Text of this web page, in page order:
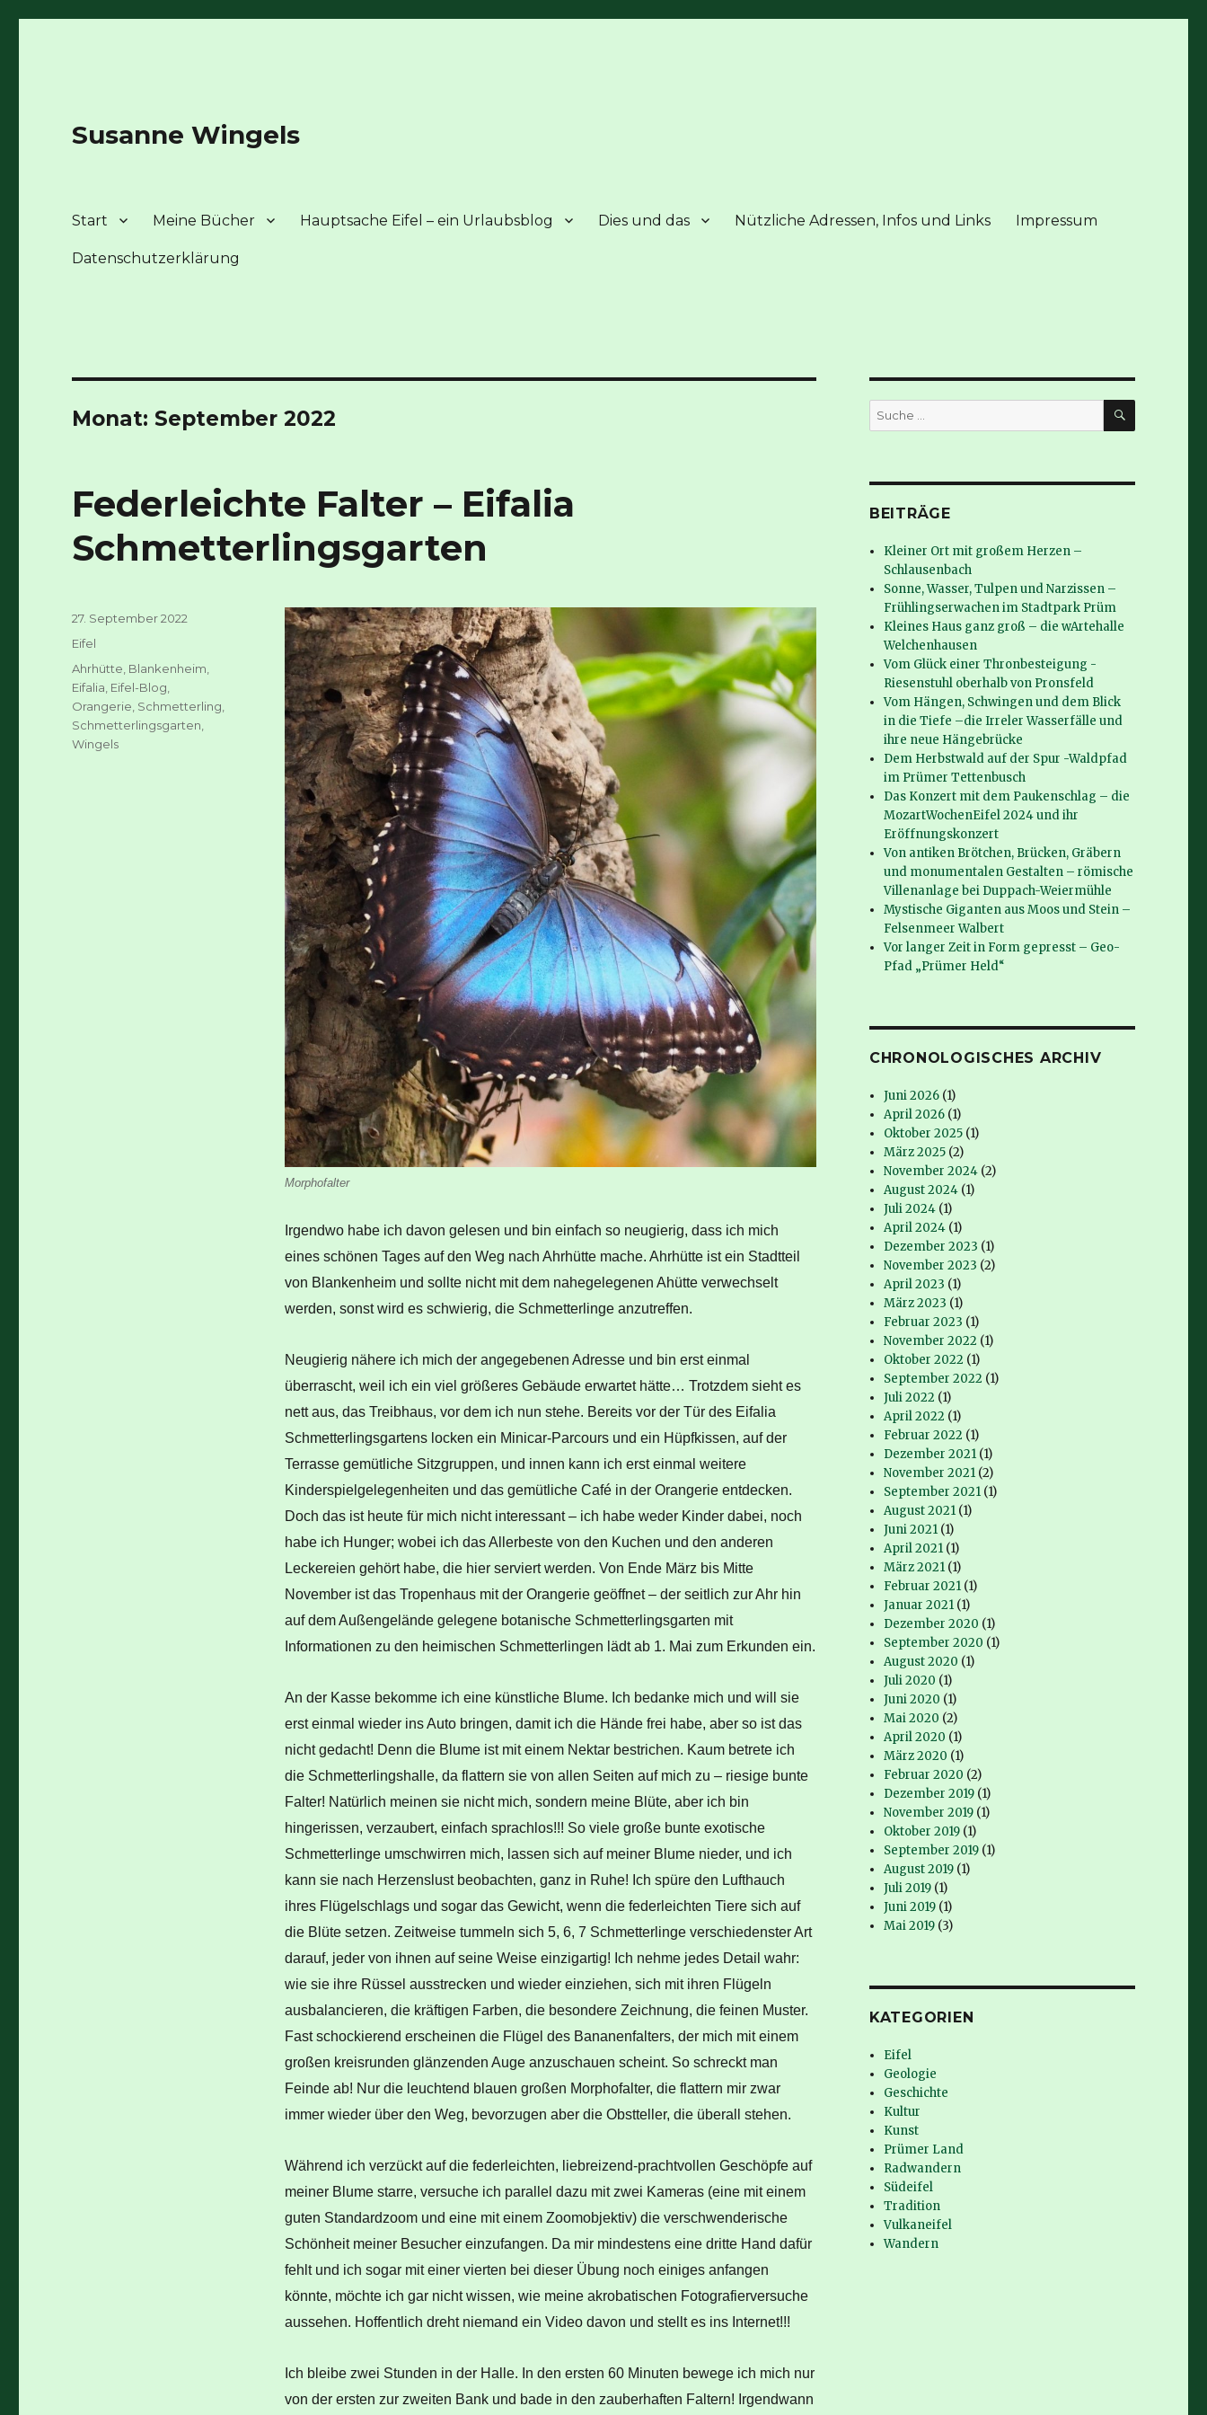
Susanne Wingels
Start Meine Bücher Hauptsache Eifel – ein Urlaubsblog Dies und das Nützliche Adressen, Infos und Links Impressum
Datenschutzerklärung
Monat: September 2022
Federleichte Falter – Eifalia
Schmetterlingsgarten
Morphofalter
Irgendwo habe ich davon gelesen und bin einfach so neugierig, dass ich mich
eines schönen Tages auf den Weg nach Ahrhütte mache. Ahrhütte ist ein Stadtteil
von Blankenheim und sollte nicht mit dem nahegelegenen Ahütte verwechselt
werden, sonst wird es schwierig, die Schmetterlinge anzutreffen.
Neugierig nähere ich mich der angegebenen Adresse und bin erst einmal
überrascht, weil ich ein viel größeres Gebäude erwartet hätte… Trotzdem sieht es
nett aus, das Treibhaus, vor dem ich nun stehe. Bereits vor der Tür des Eifalia
Schmetterlingsgartens locken ein Minicar-Parcours und ein Hüpfkissen, auf der
Terrasse gemütliche Sitzgruppen, und innen kann ich erst einmal weitere
Kinderspielgelegenheiten und das gemütliche Café in der Orangerie entdecken.
Doch das ist heute für mich nicht interessant – ich habe weder Kinder dabei, noch
habe ich Hunger; wobei ich das Allerbeste von den Kuchen und den anderen
Leckereien gehört habe, die hier serviert werden. Von Ende März bis Mitte
November ist das Tropenhaus mit der Orangerie geöffnet – der seitlich zur Ahr hin
auf dem Außengelände gelegene botanische Schmetterlingsgarten mit
Informationen zu den heimischen Schmetterlingen lädt ab 1. Mai zum Erkunden ein.
An der Kasse bekomme ich eine künstliche Blume. Ich bedanke mich und will sie
erst einmal wieder ins Auto bringen, damit ich die Hände frei habe, aber so ist das
nicht gedacht! Denn die Blume ist mit einem Nektar bestrichen. Kaum betrete ich
die Schmetterlingshalle, da flattern sie von allen Seiten auf mich zu – riesige bunte
Falter! Natürlich meinen sie nicht mich, sondern meine Blüte, aber ich bin
hingerissen, verzaubert, einfach sprachlos!!! So viele große bunte exotische
Schmetterlinge umschwirren mich, lassen sich auf meiner Blume nieder, und ich
kann sie nach Herzenslust beobachten, ganz in Ruhe! Ich spüre den Lufthauch
ihres Flügelschlags und sogar das Gewicht, wenn die federleichten Tiere sich auf
die Blüte setzen. Zeitweise tummeln sich 5, 6, 7 Schmetterlinge verschiedenster Art
darauf, jeder von ihnen auf seine Weise einzigartig! Ich nehme jedes Detail wahr:
wie sie ihre Rüssel ausstrecken und wieder einziehen, sich mit ihren Flügeln
ausbalancieren, die kräftigen Farben, die besondere Zeichnung, die feinen Muster.
Fast schockierend erscheinen die Flügel des Bananenfalters, der mich mit einem
großen kreisrunden glänzenden Auge anzuschauen scheint. So schreckt man
Feinde ab! Nur die leuchtend blauen großen Morphofalter, die flattern mir zwar
immer wieder über den Weg, bevorzugen aber die Obstteller, die überall stehen.
Während ich verzückt auf die federleichten, liebreizend-prachtvollen Geschöpfe auf
meiner Blume starre, versuche ich parallel dazu mit zwei Kameras (eine mit einem
guten Standardzoom und eine mit einem Zoomobjektiv) die verschwenderische
Schönheit meiner Besucher einzufangen. Da mir mindestens eine dritte Hand dafür
fehlt und ich sogar mit einer vierten bei dieser Übung noch einiges anfangen
könnte, möchte ich gar nicht wissen, wie meine akrobatischen Fotografierversuche
aussehen. Hoffentlich dreht niemand ein Video davon und stellt es ins Internet!!!
Ich bleibe zwei Stunden in der Halle. In den ersten 60 Minuten bewege ich mich nur
von der ersten zur zweiten Bank und bade in den zauberhaften Faltern! Irgendwann
Veröffentlicht
am
27. September 2022
Kategorien
Eifel
Schlagwörter
Ahrhütte Blankenheim
Eifalia Eifel-Blog
Orangerie Schmetterling
Schmetterlingsgarten
Wingels
Suche
nach:
SUCHE
BEITRÄGE
Kleiner Ort mit großem Herzen –
Schlausenbach
Sonne, Wasser, Tulpen und Narzissen –
Frühlingserwachen im Stadtpark Prüm
Kleines Haus ganz groß – die wArtehalle
Welchenhausen
Vom Glück einer Thronbesteigung -
Riesenstuhl oberhalb von Pronsfeld
Vom Hängen, Schwingen und dem Blick
in die Tiefe –die Irreler Wasserfälle und
ihre neue Hängebrücke
Dem Herbstwald auf der Spur -Waldpfad
im Prümer Tettenbusch
Das Konzert mit dem Paukenschlag – die
MozartWochenEifel 2024 und ihr
Eröffnungskonzert
Von antiken Brötchen, Brücken, Gräbern
und monumentalen Gestalten – römische
Villenanlage bei Duppach-Weiermühle
Mystische Giganten aus Moos und Stein –
Felsenmeer Walbert
Vor langer Zeit in Form gepresst – Geo-
Pfad „Prümer Held“
CHRONOLOGISCHES ARCHIV
Juni 2026 (1)
April 2026 (1)
Oktober 2025 (1)
März 2025 (2)
November 2024 (2)
August 2024 (1)
Juli 2024 (1)
April 2024 (1)
Dezember 2023 (1)
November 2023 (2)
April 2023 (1)
März 2023 (1)
Februar 2023 (1)
November 2022 (1)
Oktober 2022 (1)
September 2022 (1)
Juli 2022 (1)
April 2022 (1)
Februar 2022 (1)
Dezember 2021 (1)
November 2021 (2)
September 2021 (1)
August 2021 (1)
Juni 2021 (1)
April 2021 (1)
März 2021 (1)
Februar 2021 (1)
Januar 2021 (1)
Dezember 2020 (1)
September 2020 (1)
August 2020 (1)
Juli 2020 (1)
Juni 2020 (1)
Mai 2020 (2)
April 2020 (1)
März 2020 (1)
Februar 2020 (2)
Dezember 2019 (1)
November 2019 (1)
Oktober 2019 (1)
September 2019 (1)
August 2019 (1)
Juli 2019 (1)
Juni 2019 (1)
Mai 2019 (3)
KATEGORIEN
Eifel
Geologie
Geschichte
Kultur
Kunst
Prümer Land
Radwandern
Südeifel
Tradition
Vulkaneifel
Wandern